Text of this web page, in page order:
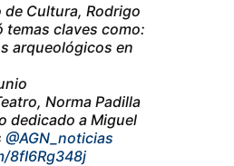
Cultura, Rodrigo
temas claves como:
arqueológicos en
Norma Padilla
dedicado a Miguel
@AGN_noticias
8fI6Rg348j